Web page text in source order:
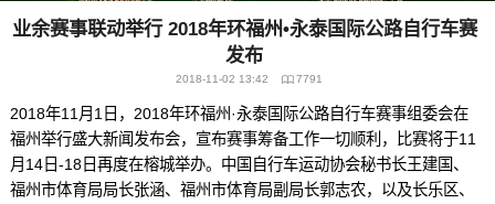
业余赛事联动举行 2018年环福州•永泰国际公路自行车赛
发布
2018-11-02 13:42 7791
2018年11月1日，2018年环福州·永泰国际公路自行车赛事组委会在
福州举行盛大新闻发布会，宣布赛事筹备工作一切顺利，比赛将于11
月14日-18日再度在榕城举办。中国自行车运动协会秘书长王建国、
福州市体育局局长张涵、福州市体育局副局长郭志农，以及长乐区、